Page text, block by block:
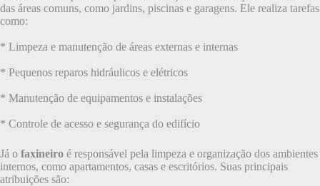
das áreas comuns, como jardins, piscinas e garagens. Ele realiza tarefas
como:
* Limpeza e manutenção de áreas externas e internas
* Pequenos reparos hidráulicos e elétricos
* Manutenção de equipamentos e instalações
* Controle de acesso e segurança do edifício
Já o faxineiro é responsável pela limpeza e organização dos ambientes
internos, como apartamentos, casas e escritórios. Suas principais
atribuições são: